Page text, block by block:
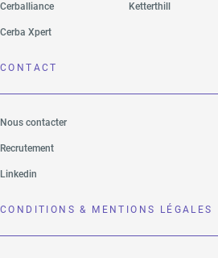
Cerballiance Ketterthill
Cerba Xpert
CONTACT
Nous contacter
Recrutement
Linkedin
CONDITIONS & MENTIONS LÉGALES